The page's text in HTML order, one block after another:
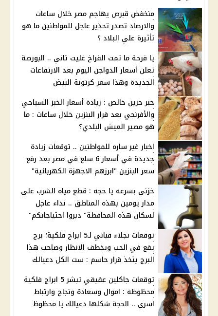
منخفض قبرص يهاجم مصر خلال ساعات
والارصاد تصدر تحذير عاجل للمواطنين ما هو
تأثيرة علي البلاد ؟
يا فرحة ما تمت الفراخ غليت تاني .. البورصة
تعلن أسعار الدواجن اليوم بعد الارتفاعات
الجديدة وهذا سعر كرتونة البيض
خبر حزين خالص : زيادة أسعار الخبز السياحي
والأفرنجي بعد قرار البنزين خلال ساعات : ما
هو مصير العيش البلدي؟
اخبار غير ساره للمواطنين .. توقعات زيادة
جديدة في أسعار 6 سلع في مصر بعد رفع
سعر البنزين "ابرزهم الاجهزة الكهربائية"
خزني بسرعه يا حجه : قطع مياه الشرب علي
مدار يومين بهذه المناطق .. نداء عاجل
لسكان هذه المحافظة" دبروا احتياجاتكم"
توقعات نجلاء قباني لـ5 ابراج فلكية؛ برج
يقع في الحب ويخطف الانظار وصاحب هذا
البرج يتخذ قرار حاسم : ست الكل دعيالك
توقعات جاكلين عقيقي تبشر 5 ابراج فلكية
محظوظة : اموال وسعادة ونجاح وارتباط
اسري .. الحجة شكلها دعيالك يا محظوظ